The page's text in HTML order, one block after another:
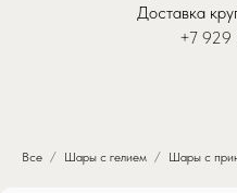
Доставка
+7 929
Все Шары с гелием Шары с